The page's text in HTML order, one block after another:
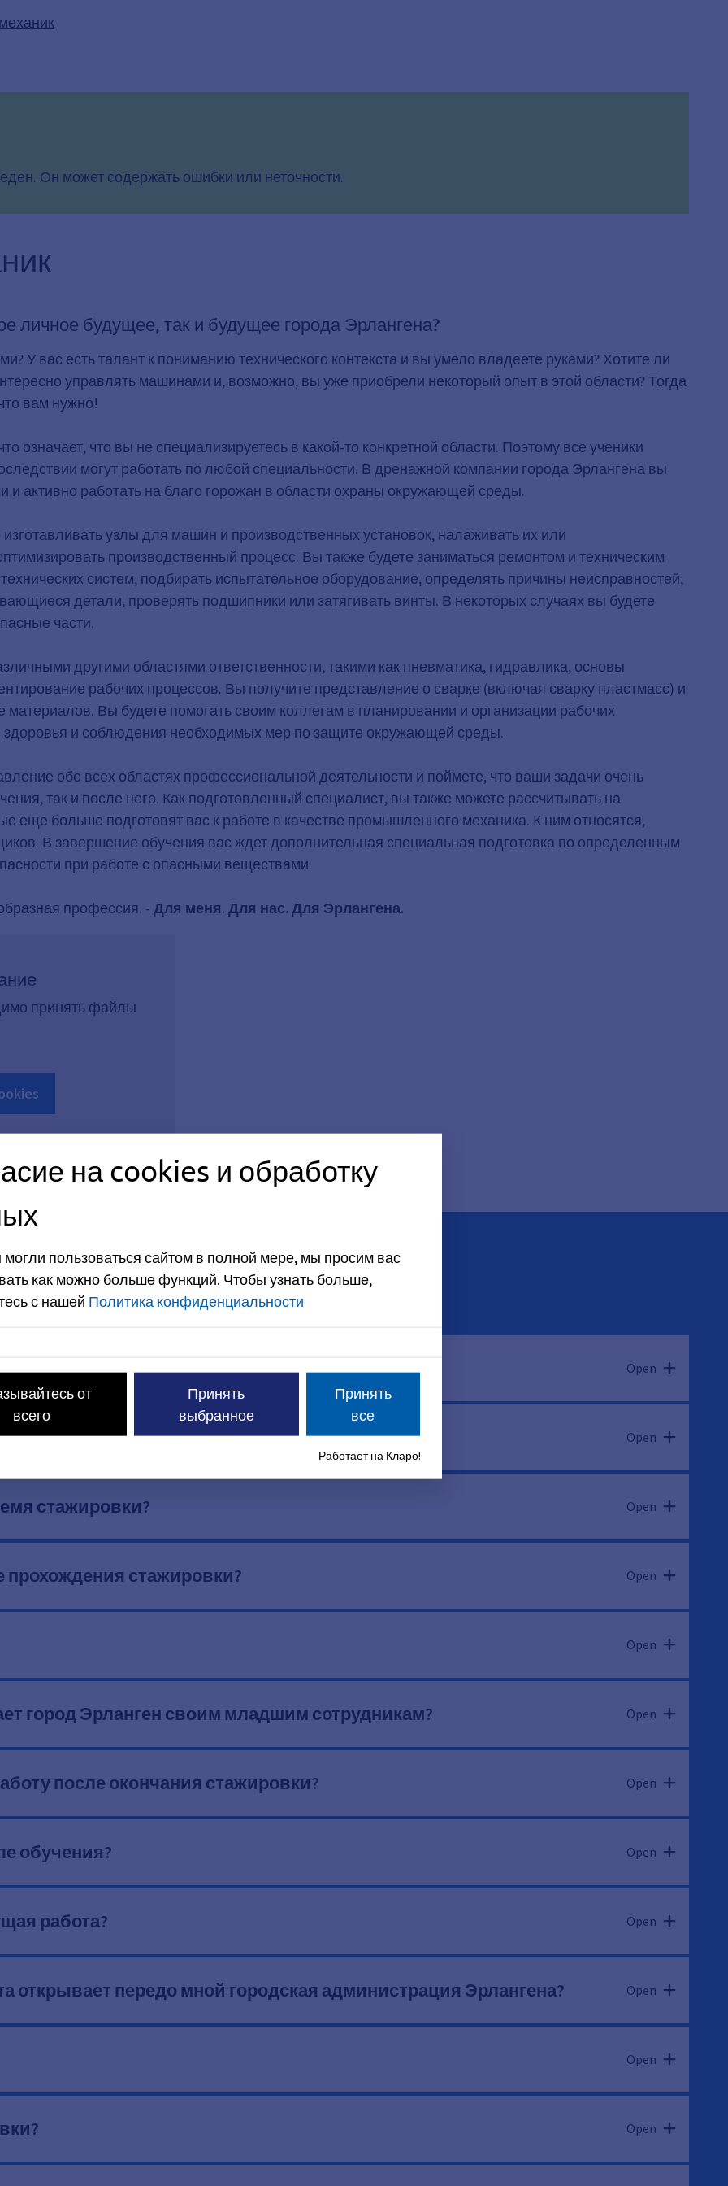
Он может содержать ошибки или неточности.
личное будущее, так и будущее города Эрлангена?
У вас есть талант к пониманию технического контекста и вы умело владеете руками? Хотите ли
управлять машинами и, возможно, вы уже приобрели некоторый опыт в этой области? Тогда
вам нужно!
что вы не специализируетесь в какой-то конкретной области. Поэтому все ученики
могут работать по любой специальности. В дренажной компании города Эрлангена вы
активно работать на благо горожан в области охраны окружающей среды.
узлы для машин и производственных установок, налаживать их или
производственный процесс. Вы также будете заниматься ремонтом и техническим
систем, подбирать испытательное оборудование, определять причины неисправностей,
детали, проверять подшипники или затягивать винты. В некоторых случаях вы будете
части.
другими областями ответственности, такими как пневматика, гидравлика, основы
рабочих процессов. Вы получите представление о сварке (включая сварку пластмасс) и
материалов. Вы будете помогать своим коллегам в планировании и организации рабочих
здоровья и соблюдения необходимых мер по защите окружающей среды.
обо всех областях профессиональной деятельности и поймете, что ваши задачи очень
так и после него. Как подготовленный специалист, вы также можете рассчитывать на
еще больше подготовят вас к работе в качестве промышленного механика. К ним относятся,
В завершение обучения вас ждет дополнительная специальная подготовка по определенным
при работе с опасными веществами.
профессия. - Для меня. Для нас. Для Эрлангена.
принять файлы
- промышленный механик
Open
Open
стажировки? Open
прохождения стажировки? Open
Open
город Эрланген своим младшим сотрудникам? Open
после окончания стажировки? Open
обучения? Open
работа? Open
открывает передо мной городская администрация Эрлангена? Open
Open
Open
на cookies и обработку
пользоваться сайтом в полной мере, мы просим вас
как можно больше функций. Чтобы узнать больше,
с нашей Политика конфиденциальности
от
всего
Принять
выбранное
Принять
все
Работает на Кларо!